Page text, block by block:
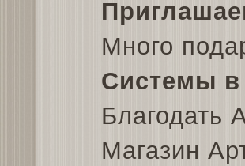
Много
Системы в
Благодать
Магазин